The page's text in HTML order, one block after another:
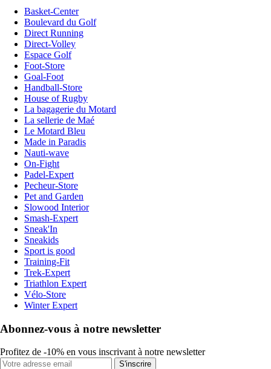
Basket-Center
Boulevard du Golf
Direct Running
Direct-Volley
Espace Golf
Foot-Store
Goal-Foot
Handball-Store
House of Rugby
La bagagerie du Motard
La sellerie de Maé
Le Motard Bleu
Made in Paradis
Nauti-wave
On-Fight
Padel-Expert
Pecheur-Store
Pet and Garden
Slowood Interior
Smash-Expert
Sneak'In
Sneakids
Sport is good
Training-Fit
Trek-Expert
Triathlon Expert
Vélo-Store
Winter Expert
Abonnez-vous à notre newsletter
Profitez de -10% en vous inscrivant à notre newsletter
S'inscrire